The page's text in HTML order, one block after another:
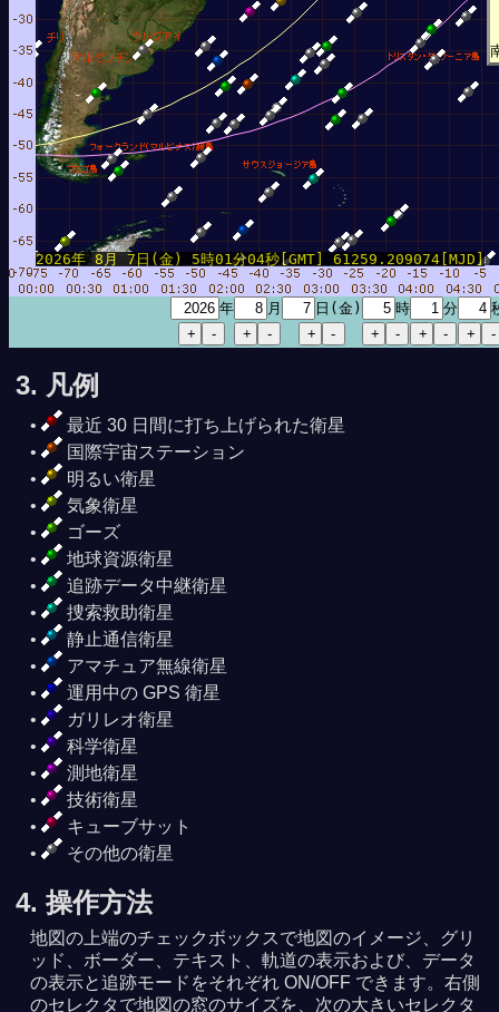
2026年 8月 7日(金) 5時01分04秒[GMT] 61259.209074[MJD]
年 月 日(金) 時 分
3. 凡例
最近 30 日間に打ち上げられた衛星
国際宇宙ステーション
明るい衛星
気象衛星
ゴーズ
地球資源衛星
追跡データ中継衛星
捜索救助衛星
静止通信衛星
アマチュア無線衛星
運用中の GPS 衛星
ガリレオ衛星
科学衛星
測地衛星
技術衛星
キューブサット
その他の衛星
4. 操作方法
地図の上端のチェックボックスで地図のイメージ、グリ
ッド、ボーダー、テキスト、軌道の表示および、データ
の表示と追跡モードをそれぞれ ON/OFF できます。右側
のセレクタで地図の窓のサイズを、次の大きいセレクタ